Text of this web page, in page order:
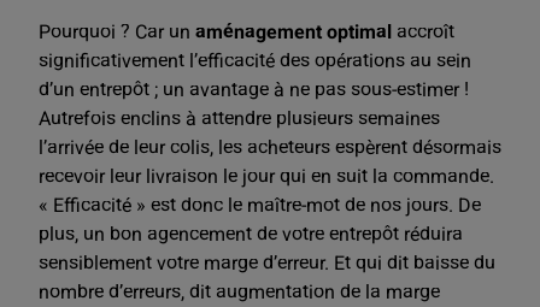
Pourquoi ? Car un aménagement optimal accroît
significativement l’efficacité des opérations au sein
d’un entrepôt ; un avantage à ne pas sous-estimer !
Autrefois enclins à attendre plusieurs semaines
l’arrivée de leur colis, les acheteurs espèrent désormais
recevoir leur livraison le jour qui en suit la commande.
« Efficacité » est donc le maître-mot de nos jours. De
plus, un bon agencement de votre entrepôt réduira
sensiblement votre marge d’erreur. Et qui dit baisse du
nombre d’erreurs, dit augmentation de la marge